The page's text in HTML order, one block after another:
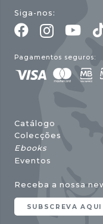
Siga-nos:
Pagamentos seguros:
Catálogo
Colecções
Ebooks
Eventos
Receba a nossa
SUBSCREVA AQUI